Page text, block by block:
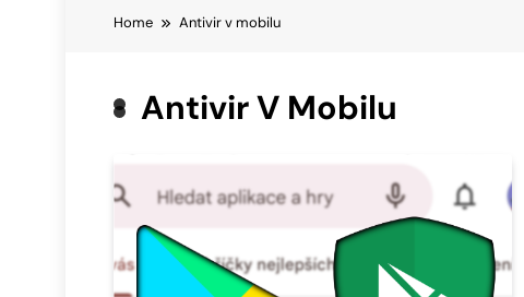
Home Antivir v mobilu
Antivir V Mobilu